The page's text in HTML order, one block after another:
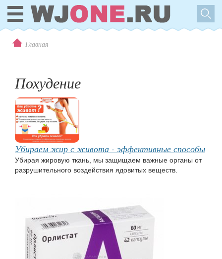
Главная
Похудение
Убираем жир с живота - эффективные способы
Убирая жировую ткань, мы защищаем важные органы от
разрушительного воздействия ядовитых веществ.